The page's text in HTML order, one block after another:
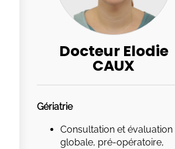
Docteur Elodie
CAUX
Gériatrie
Consultation et évaluation
globale, pré-opératoire,